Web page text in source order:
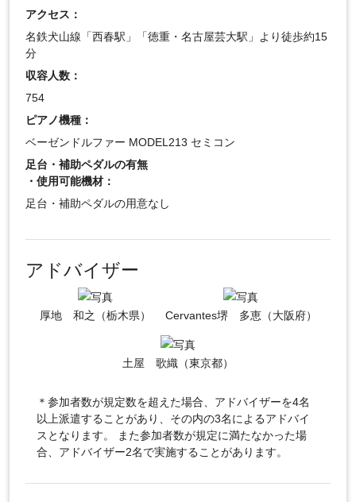
アクセス：
名鉄犬山線「西春駅」「徳重・名古屋芸大駅」より徒歩約15
分
収容人数：
754
ピアノ機種：
ベーゼンドルファー MODEL213 セミコン
足台・補助ペダルの有無
・使用可能機材：
足台・補助ペダルの用意なし
アドバイザー
厚地 和之（栃木県） Cervantes堺 多恵（大阪府）
土屋 歌織（東京都）
＊参加者数が規定数を超えた場合、アドバイザーを4名
以上派遣することがあり、その内の3名によるアドバイ
スとなります。 また参加者数が規定に満たなかった場
合、アドバイザー2名で実施することがあります。